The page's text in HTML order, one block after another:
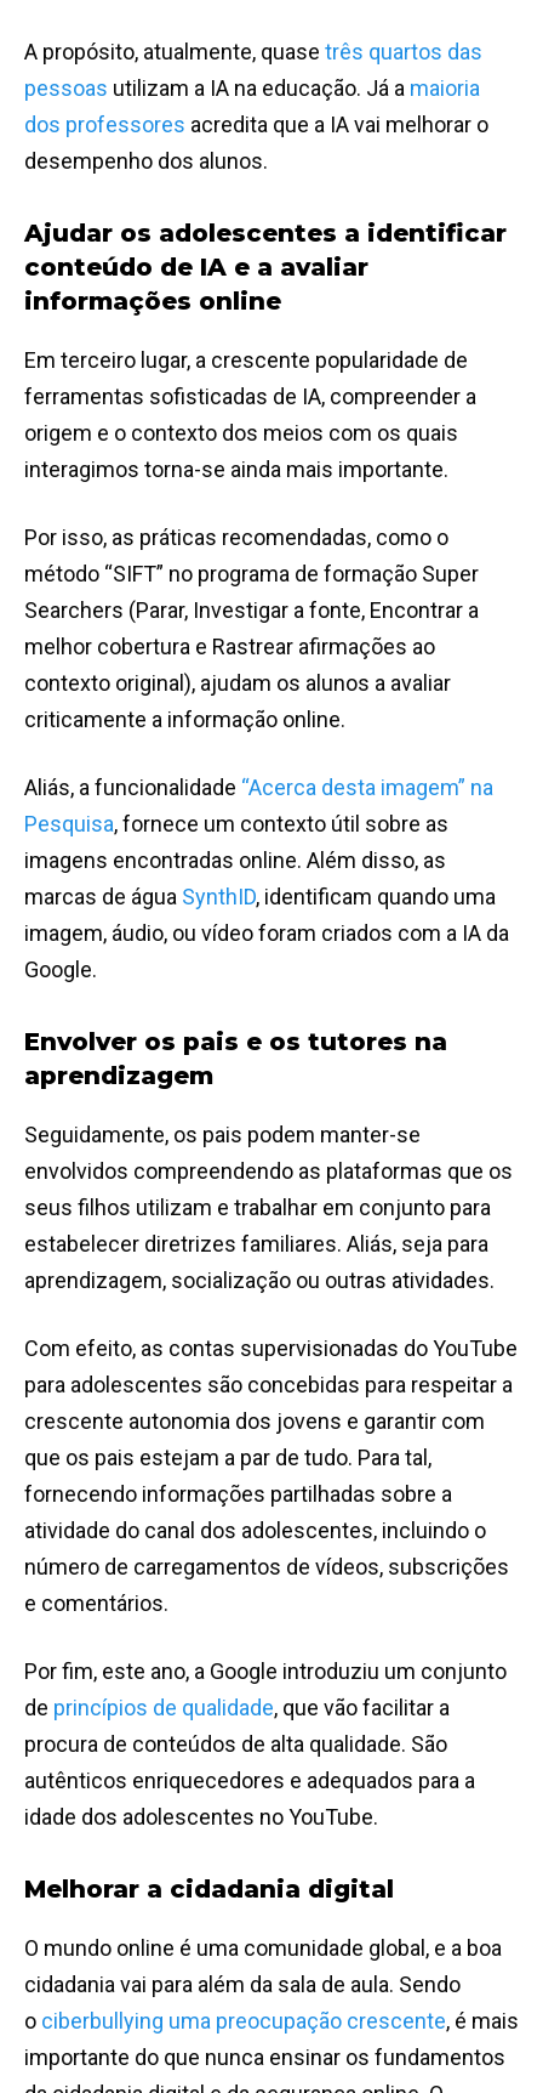
A propósito, atualmente, quase três quartos das
pessoas utilizam a IA na educação. Já a maioria
dos professores acredita que a IA vai melhorar o
desempenho dos alunos.
Ajudar os adolescentes a identificar
conteúdo de IA e a avaliar
informações online
Em terceiro lugar, a crescente popularidade de
ferramentas sofisticadas de IA, compreender a
origem e o contexto dos meios com os quais
interagimos torna-se ainda mais importante.
Por isso, as práticas recomendadas, como o
método “SIFT” no programa de formação Super
Searchers (Parar, Investigar a fonte, Encontrar a
melhor cobertura e Rastrear afirmações ao
contexto original), ajudam os alunos a avaliar
criticamente a informação online.
Aliás, a funcionalidade “Acerca desta imagem” na
Pesquisa, fornece um contexto útil sobre as
imagens encontradas online. Além disso, as
marcas de água SynthID, identificam quando uma
imagem, áudio, ou vídeo foram criados com a IA da
Google.
Envolver os pais e os tutores na
aprendizagem
Seguidamente, os pais podem manter-se
envolvidos compreendendo as plataformas que os
seus filhos utilizam e trabalhar em conjunto para
estabelecer diretrizes familiares. Aliás, seja para
aprendizagem, socialização ou outras atividades.
Com efeito, as contas supervisionadas do YouTube
para adolescentes são concebidas para respeitar a
crescente autonomia dos jovens e garantir com
que os pais estejam a par de tudo. Para tal,
fornecendo informações partilhadas sobre a
atividade do canal dos adolescentes, incluindo o
número de carregamentos de vídeos, subscrições
e comentários.
Por fim, este ano, a Google introduziu um conjunto
de princípios de qualidade, que vão facilitar a
procura de conteúdos de alta qualidade. São
autênticos enriquecedores e adequados para a
idade dos adolescentes no YouTube.
Melhorar a cidadania digital
O mundo online é uma comunidade global, e a boa
cidadania vai para além da sala de aula. Sendo
o ciberbullying uma preocupação crescente, é mais
importante do que nunca ensinar os fundamentos